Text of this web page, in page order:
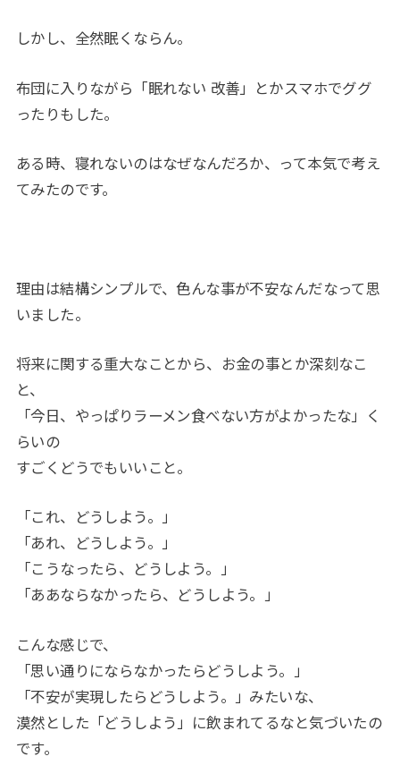
しかし、全然眠くならん。
布団に入りながら「眠れない 改善」とかスマホでググ
ったりもした。
ある時、寝れないのはなぜなんだろか、って本気で考え
てみたのです。
理由は結構シンプルで、色んな事が不安なんだなって思
いました。
将来に関する重大なことから、お金の事とか深刻なこ
と、
「今日、やっぱりラーメン食べない方がよかったな」く
らいの
すごくどうでもいいこと。
「これ、どうしよう。」
「あれ、どうしよう。」
「こうなったら、どうしよう。」
「ああならなかったら、どうしよう。」
こんな感じで、
「思い通りにならなかったらどうしよう。」
「不安が実現したらどうしよう。」みたいな、
漠然とした「どうしよう」に飲まれてるなと気づいたの
です。